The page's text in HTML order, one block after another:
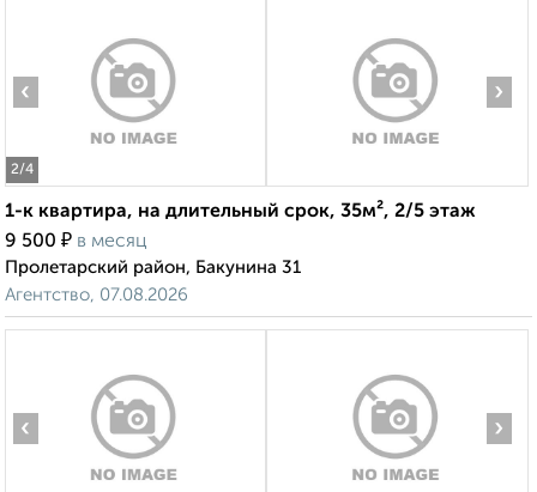
2/4
‹ ›
1-к квартира, на длительный срок, 35м², 2/5 этаж
9 500 ₽ в месяц
Пролетарский район, Бакунина 31
Агентство, 07.08.2026
‹ ›